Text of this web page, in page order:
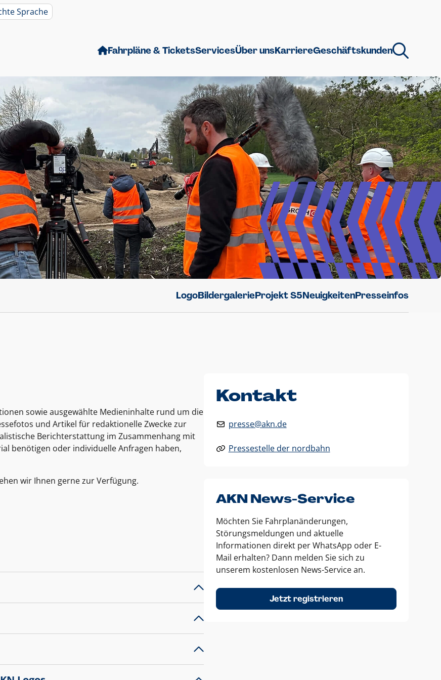
Sprache
Fahrpläne & TicketsServicesÜber unsKarriereGeschäftskunden
LogoBildergalerieProjekt S5NeuigkeitenPresseinfos
sowie ausgewählte Medieninhalte rund um die
und Artikel für redaktionelle Zwecke zur
Berichterstattung im Zusammenhang mit
benötigen oder individuelle Anfragen haben,
wir Ihnen gerne zur Verfügung.
Kontakt
presse@akn.de
Pressestelle der nordbahn
AKN News-Service
Möchten Sie Fahrplanänderungen,
Störungsmeldungen und aktuelle
Informationen direkt per WhatsApp oder E-
Mail erhalten? Dann melden Sie sich zu
unserem kostenlosen News-Service an.
Jetzt registrieren